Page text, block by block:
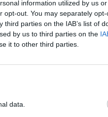
information utilized by us
opt-out. You may separately
parties on the IAB’s list of
by us to third parties on the
it to other third parties.
data.
proprio abbonamento Sky.